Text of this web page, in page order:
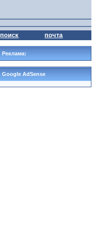
поиск почта
Реклама:
Google AdSense